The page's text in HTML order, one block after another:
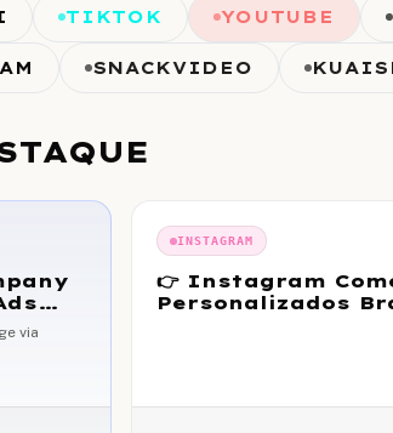
TIKTOK YOUTUBE
SNACKVIDEO
via
INSTAGRAM
👉 Instagram
Personalizados